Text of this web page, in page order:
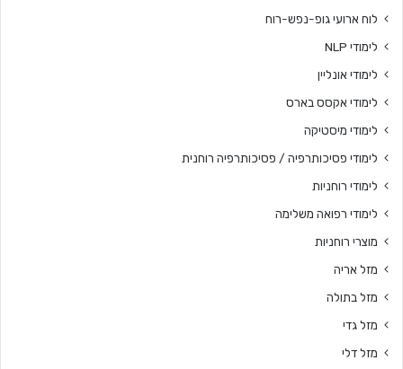
לוח ארועי גופ-נפש-רוח
לימודי NLP
לימודי אונליין
לימודי אקסס בארס
לימודי מיסטיקה
לימודי פסיכותרפיה / פסיכותרפיה רוחנית
לימודי רוחניות
לימודי רפואה משלימה
מוצרי רוחניות
מזל אריה
מזל בתולה
מזל גדי
מזל דלי